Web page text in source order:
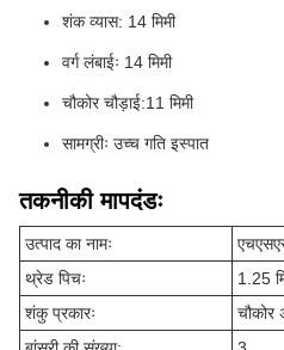
शंक व्यास: 14 मिमी
वर्ग लंबाईः 14 मिमी
चौकोर चौड़ाई:11 मिमी
सामग्रीः उच्च गति इस्पात
तकनीकी मापदंडः
उत्पाद का नामः
थ्रेड पिचः
1.25
शंकु प्रकारः
चौकोर